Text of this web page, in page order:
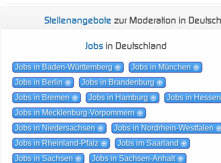
Stellenangebote zur Moderation in
Jobs in Deutschland
Jobs in Baden-Württemberg
Jobs in München
Jobs in Berlin
Jobs in Brandenburg
Jobs in Bremen
Jobs in Hamburg
Jobs in Hessen
Jobs in Mecklenburg-Vorpommern
Jobs in Niedersachsen
Jobs in Nordrhein-Westfalen
Jobs in Rheinland-Pfalz
Jobs im Saarland
Jobs in Sachsen
Jobs in Sachsen-Anhalt